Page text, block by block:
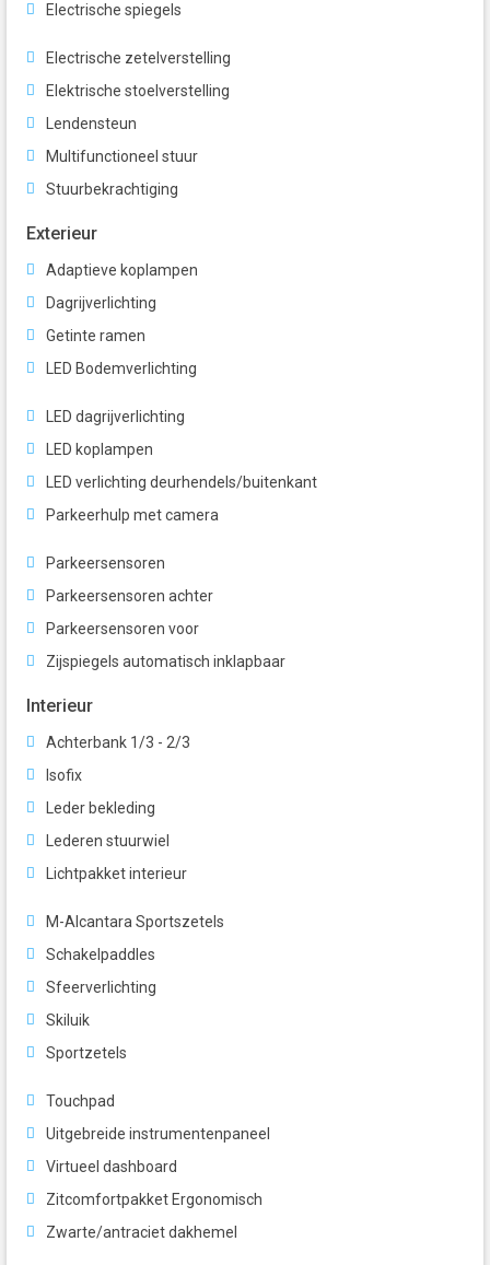
Electrische spiegels
Electrische zetelverstelling
Elektrische stoelverstelling
Lendensteun
Multifunctioneel stuur
Stuurbekrachtiging
Exterieur
Adaptieve koplampen
Dagrijverlichting
Getinte ramen
LED Bodemverlichting
LED dagrijverlichting
LED koplampen
LED verlichting deurhendels/buitenkant
Parkeerhulp met camera
Parkeersensoren
Parkeersensoren achter
Parkeersensoren voor
Zijspiegels automatisch inklapbaar
Interieur
Achterbank 1/3 - 2/3
Isofix
Leder bekleding
Lederen stuurwiel
Lichtpakket interieur
M-Alcantara Sportszetels
Schakelpaddles
Sfeerverlichting
Skiluik
Sportzetels
Touchpad
Uitgebreide instrumentenpaneel
Virtueel dashboard
Zitcomfortpakket Ergonomisch
Zwarte/antraciet dakhemel